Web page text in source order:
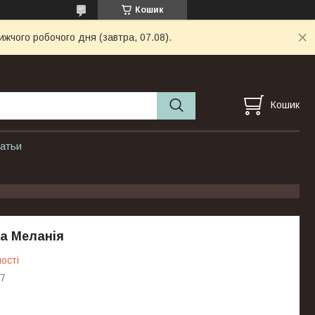
Кошик
робочого дня (завтра, 07.08).
Кошик
Меланія